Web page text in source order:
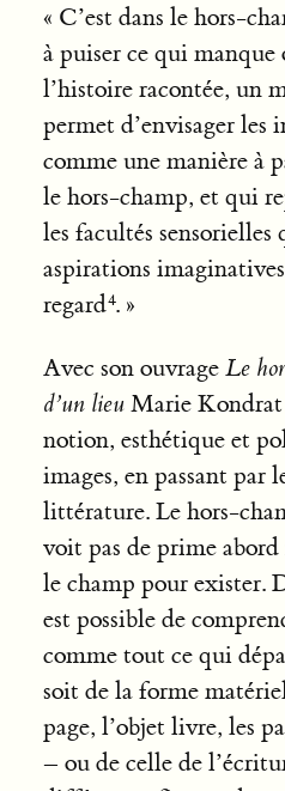
« C’est dans le hors-
à puiser ce qui manque
l’histoire racontée, un
permet d’envisager les
comme une manière à
le hors-champ, et qui
les facultés sensorielles
aspirations
regard . »
Avec son ouvrage Le
d’un lieuMarie Kondrat
notion, esthétique et
images, en passant par
littérature. Le hors-
voit pas de prime
le champ pour exister.
est possible de
comme tout ce qui
soit de la forme
page, l’objet livre, les
– ou de celle de